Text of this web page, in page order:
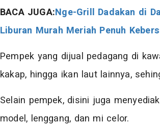
BACA JUGA:Nge-Grill Dadakan di
Liburan Murah Meriah Penuh
Pempek yang dijual pedagang di
kakap, hingga ikan laut lainnya,
Selain pempek, disini juga
model, lenggang, dan mi celor.